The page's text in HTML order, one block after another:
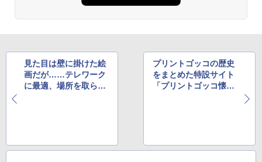
見た目は壁に掛けた絵
画だが……テレワーク
に最適、場所を取らな
プリントゴッコの歴史
をまとめた特設サイト
「プリントゴッコ懐か